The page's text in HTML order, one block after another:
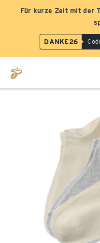
Für kurze Zeit mit der
DANKE26